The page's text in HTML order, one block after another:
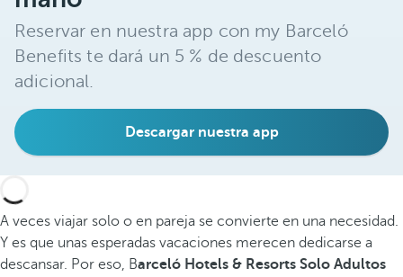
Reservar en nuestra app con my Barceló
Benefits te dará un 5 % de descuento
adicional.
Descargar nuestra app
A veces viajar solo o en pareja se convierte en una necesidad.
Y es que unas esperadas vacaciones merecen dedicarse a
descansar. Por eso, Barceló Hotels & Resorts Solo Adultos